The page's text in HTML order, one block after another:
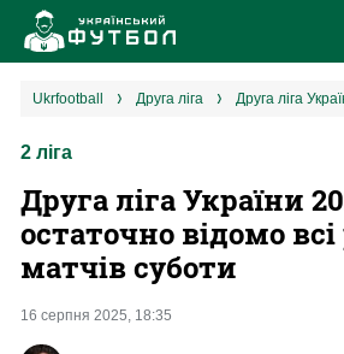
Новини
Єврокубки
ukrfootball друга ліга
2 ліга
Друга ліга України
остаточно відомо
матчів суботи
16 серпня 2025, 18:35